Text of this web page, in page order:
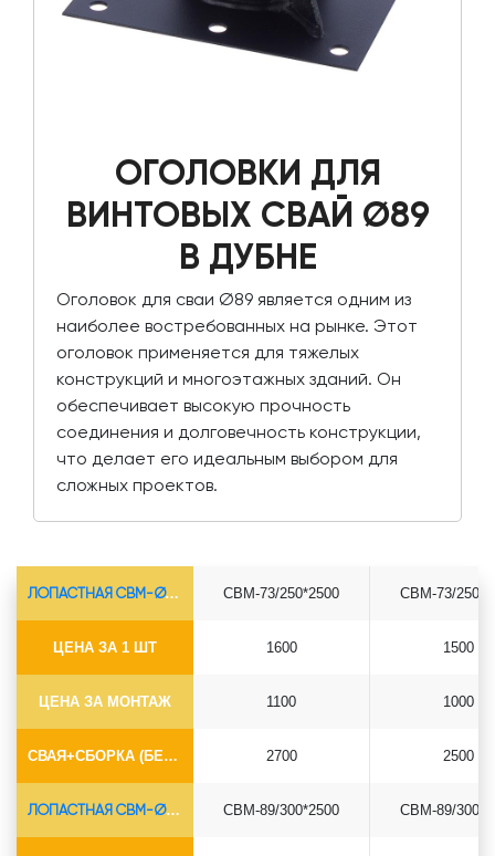
ОГОЛОВКИ ДЛЯ
ВИНТОВЫХ СВАЙ Ø89
В ДУБНЕ
Оголовок для сваи Ø89 является одним из
наиболее востребованных на рынке. Этот
оголовок применяется для тяжелых
конструкций и многоэтажных зданий. Он
обеспечивает высокую прочность
соединения и долговечность конструкции,
что делает его идеальным выбором для
сложных проектов.
ЛОПАСТНАЯ СВМ-Ø73*5.5
ЦЕНА ЗА 1 ШТ
ЦЕНА ЗА МОНТАЖ
СВАЯ+СБОРКА (БЕЗ ОГОЛОВКА)
СВМ-73/250*2500
1600
1100
2700
СВМ-73/
1500
1000
2500
ЛОПАСТНАЯ СВМ-Ø89*6.5 СВМ-89/300*2500 СВМ-89/